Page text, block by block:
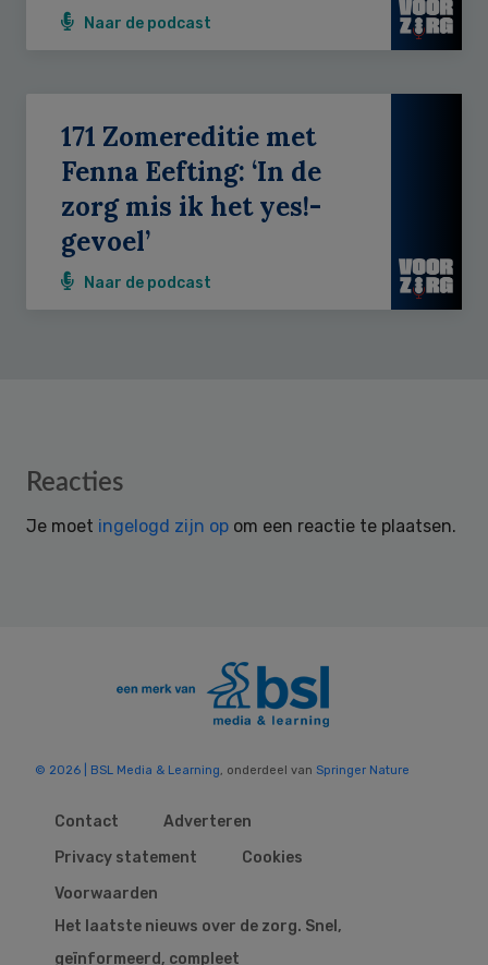
Naar de podcast
171 Zomereditie met
Fenna Eefting: ‘In de
zorg mis ik het yes!-
gevoel’
Naar de podcast
Reader
Reacties
Je moet ingelogd zijn op om een reactie te plaatsen.
© 2026 | BSL Media & Learning , onderdeel van Springer Nature
Contact
Adverteren
Privacy statement
Cookies
Voorwaarden
Het laatste nieuws over de zorg. Snel,
geïnformeerd, compleet